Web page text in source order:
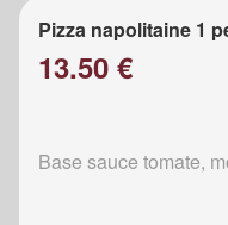
Pizza napolitaine 1
13.50 €
Base sauce tomate,